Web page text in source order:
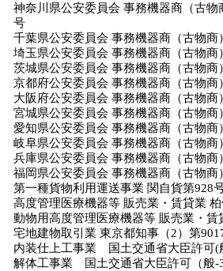
神奈川県公安委員会 事務機器商（古物
号
千葉県公安委員会 事務機器商（古物商
埼玉県公安委員会 事務機器商（古物商
茨城県公安委員会 事務機器商（古物商
京都府公安委員会 事務機器商（古物商
大阪府公安委員会 事務機器商（古物商
宮城県公安委員会 事務機器商（古物商
愛知県公安委員会 事務機器商（古物商
岐阜県公安委員会 事務機器商（古物商
兵庫県公安委員会 事務機器商（古物商
福岡県公安委員会 事務機器商（古物商
第一種貨物利用運送事業 関自貨第928
高度管理医療機器等 販売業・賃貸業
動物用高度管理医療機器等 販売業・賃
宅地建物取引業 東京都知事（2）第
内装仕上工事業 国土交通省大臣許可(
解体工事業 国土交通省大臣許可（般-